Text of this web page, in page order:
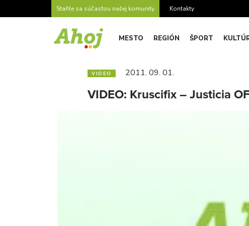
Staňte sa súčasťou našej komunity Kontakty
MESTO REGIÓN ŠPORT
VIDEO 2011. 09. 01.
VIDEO: Kruscifix – Justicia